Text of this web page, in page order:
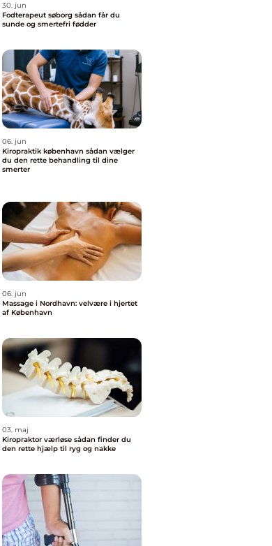
30. jun
Fodterapeut søborg sådan får du
sunde og smertefri fødder
06. jun
Kiropraktik københavn sådan vælger
du den rette behandling til dine
smerter
06. jun
Massage i Nordhavn: velvære i hjertet
af København
03. maj
Kiropraktor værløse sådan finder du
den rette hjælp til ryg og nakke